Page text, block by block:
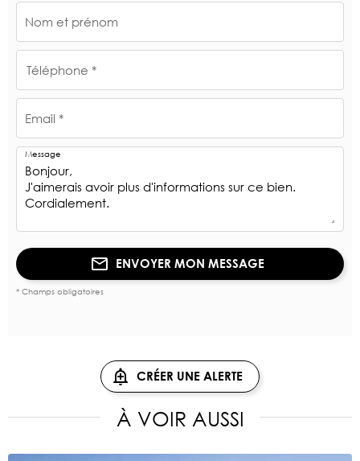
Nom et prénom
Téléphone *
Email *
Message
ENVOYER MON MESSAGE
* Champs obligatoires
CRÉER UNE ALERTE
À VOIR AUSSI